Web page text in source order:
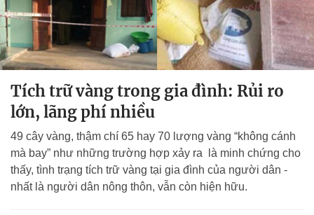
Tích trữ vàng trong gia đình: Rủi ro
lớn, lãng phí nhiều
49 cây vàng, thậm chí 65 hay 70 lượng vàng “không cánh
mà bay” như những trường hợp xảy ra là minh chứng cho
thấy, tình trạng tích trữ vàng tại gia đình của người dân -
nhất là người dân nông thôn, vẫn còn hiện hữu.